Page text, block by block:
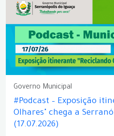
Governo Municipal
#Podcast – Exposição
Olhares" chega a
(17.07.2026)